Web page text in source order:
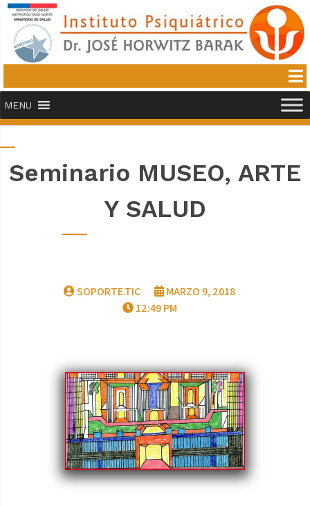
MENU
Seminario MUSEO, ARTE
Y SALUD
SOPORTE.TIC
MARZO 9, 2018
12:49 PM